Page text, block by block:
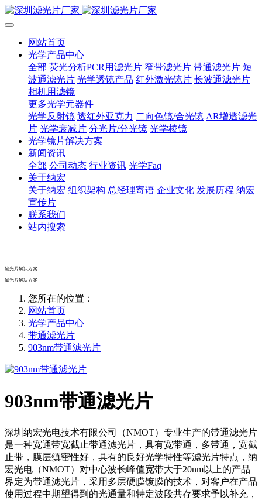
网站首页
光学产品中心
全部 荧光分析PCR用滤光片 窄带滤光片 带通滤光片 短
波通滤光片 光学透镜产品 红外激光镜片 长波通滤光片
相机用滤镜
更多光学元器件
光学反射镜 透红外亚克力 二向色镜/合光镜 AR增透滤光
片 光学衰减片 分光片/分光镜 光学棱镜
光学镜片解决方案
新闻资讯
全部 公司动态 行业资讯 光学Faq
关于纳宏
关于纳宏 组织架构 总经理寄语 企业文化 发展历程 纳宏
宣传片
联系我们
站内搜索
滤光片解决方案
滤光片解决方案
您所在的位置：
网站首页
光学产品中心
带通滤光片
903nm带通滤光片
903nm带通滤光片
深圳纳宏光电技术有限公司（NMOT）专业生产的带通滤光片
是一种宽通带宽截止带通滤光片，具有宽带通，多带通，宽截
止带，膜层缜密性好，具有的良好光学特性等滤光片特点，纳
宏光电（NMOT）对中心波长峰值宽带大于20nm以上的产品
界定为带通滤光片，采用多层硬膜镀膜的技术，对客户在产品
使用过程中期望得到的光通量和特定波段共存要求予以补充，